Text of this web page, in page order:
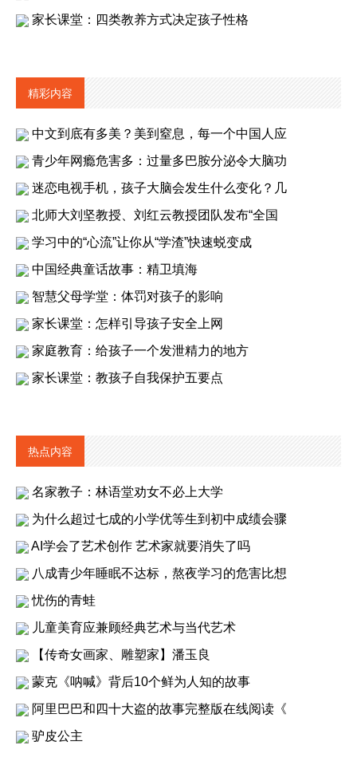
家长课堂：四类教养方式决定孩子性格
精彩内容
中文到底有多美？美到窒息，每一个中国人应
青少年网瘾危害多：过量多巴胺分泌令大脑功
迷恋电视手机，孩子大脑会发生什么变化？几
北师大刘坚教授、刘红云教授团队发布“全国
学习中的“心流”让你从“学渣”快速蜕变成
中国经典童话故事：精卫填海
智慧父母学堂：体罚对孩子的影响
家长课堂：怎样引导孩子安全上网
家庭教育：给孩子一个发泄精力的地方
家长课堂：教孩子自我保护五要点
热点内容
名家教子：林语堂劝女不必上大学
为什么超过七成的小学优等生到初中成绩会骤
AI学会了艺术创作 艺术家就要消失了吗
八成青少年睡眠不达标，熬夜学习的危害比想
忧伤的青蛙
儿童美育应兼顾经典艺术与当代艺术
【传奇女画家、雕塑家】潘玉良
蒙克《呐喊》背后10个鲜为人知的故事
阿里巴巴和四十大盗的故事完整版在线阅读《
驴皮公主